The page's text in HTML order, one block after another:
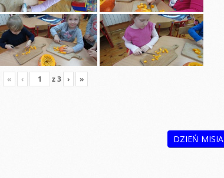
na foliiDZIEŃ KOBIET
BAL KARNAWAŁOWY
Walentynki
Teatrzyk w Jeżykach
Dzień Babci i
Zabawy z pianką
Mali odkrywcy
TŁUSTY CZWARTEK
Bal karnawałowy
« ‹ z3 › »
DZIEŃ MISIA